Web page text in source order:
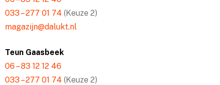
033 – 277 01 74 (Keuze 2)
magazijn@dalukt.nl
Teun Gaasbeek
06 – 83 12 12 46
033 – 277 01 74 (Keuze 2)